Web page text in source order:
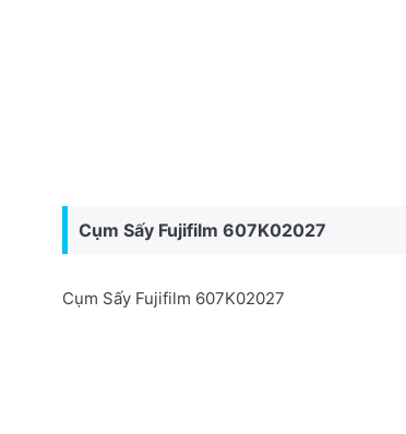
Cụm Sấy Fujifilm 607K02027
Cụm Sấy Fujifilm 607K02027